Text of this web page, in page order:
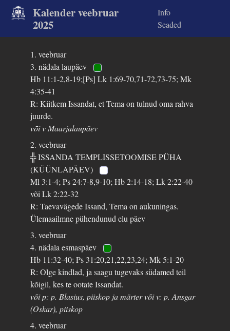
Kalender veebruar
2025
Info
Seaded
1. veebruar
3. nädala laupäev
Hb 11:1-2,8-19;[Ps] Lk 1:69-70,71-72,73-75; Mk
4:35-41
R: Kiitkem Issandat, et Tema on tulnud oma rahva
juurde.
või v Maarjalaupäev
2. veebruar
╬ ISSANDA TEMPLISSETOOMISE PÜHA
(KÜÜNLAPÄEV)
Ml 3:1-4; Ps 24:7-8,9-10; Hb 2:14-18; Lk 2:22-40
või Lk 2:22-32
R: Taevavägede Issand, Tema on aukuningas.
Ülemaailmne pühendunud elu päev
3. veebruar
4. nädala esmaspäev
Hb 11:32-40; Ps 31:20,21,22,23,24; Mk 5:1-20
R: Olge kindlad, ja saagu tugevaks südamed teil
kõigil, kes te ootate Issandat.
või p: p. Blasius, piiskop ja märter või v: p. Ansgar
(Oskar), piiskop
4. veebruar